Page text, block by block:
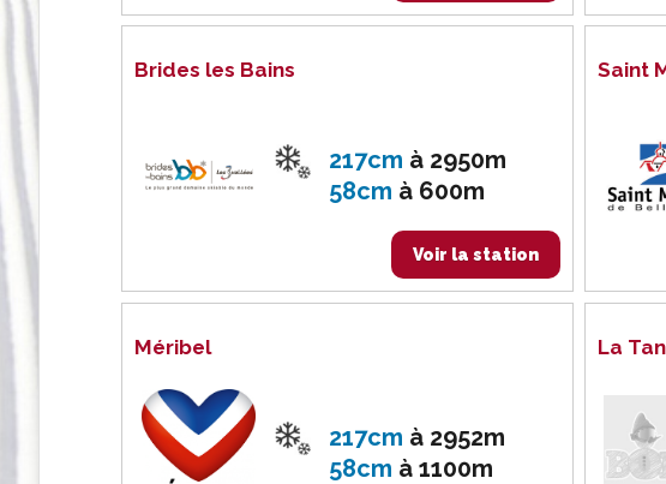
Brides les Bains
217cm à 2950m
58cm à 600m
Voir la station
Saint
Méribel
217cm à 2952m
58cm à1100m
La